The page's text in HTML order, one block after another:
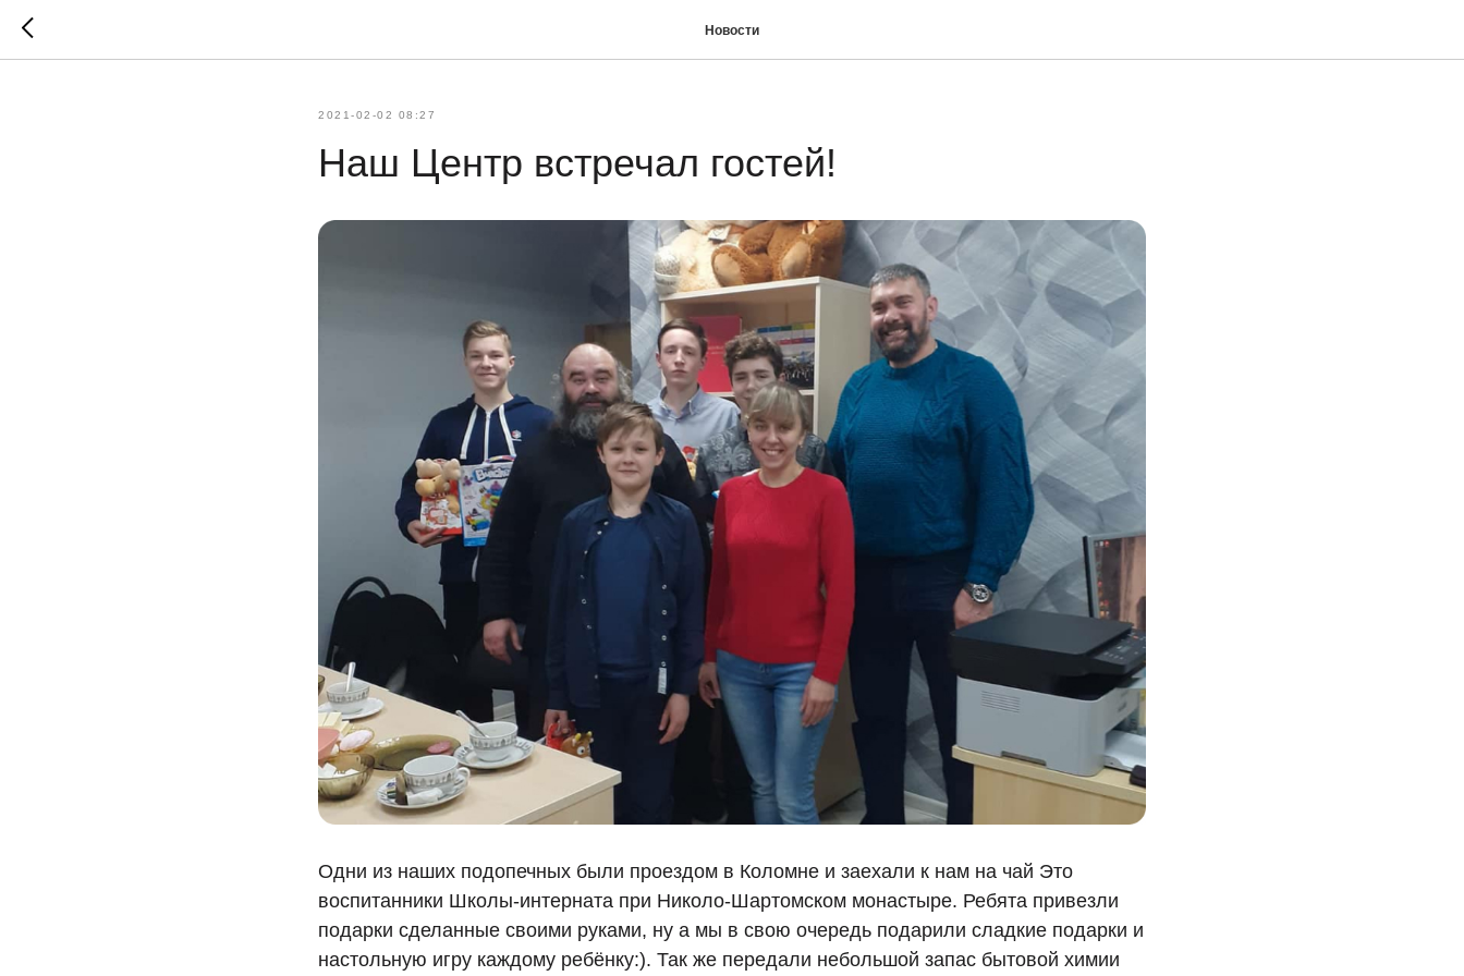
Новости
2021-02-02 08:27
Наш Центр встречал гостей!
Одни из наших подопечных были проездом в Коломне и заехали к нам на чай Это
воспитанники Школы-интерната при Николо-Шартомском монастыре. Ребята привезли
подарки сделанные своими руками, ну а мы в свою очередь подарили сладкие подарки и
настольную игру каждому ребёнку:). Так же передали небольшой запас бытовой химии